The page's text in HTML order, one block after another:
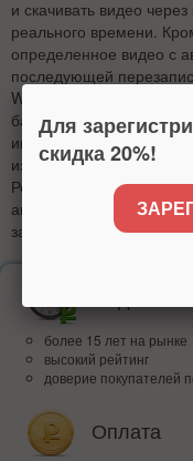
и скачивать видео
реального времени.
определенное видео с
последующей
WDR технология в
баланс экспозиции,
информации, деталей,
изображение более
Регистратор
автовладельцу и в
за зеркалом заднего
более 15 лет на рынке
высокий рейтинг
доверие покупателей
Оплата
Для
скидка 20%!